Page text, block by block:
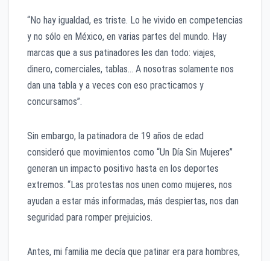
“No hay igualdad, es triste. Lo he vivido en competencias
y no sólo en México, en varias partes del mundo. Hay
marcas que a sus patinadores les dan todo: viajes,
dinero, comerciales, tablas… A nosotras solamente nos
dan una tabla y a veces con eso practicamos y
concursamos”.
Sin embargo, la patinadora de 19 años de edad
consideró que movimientos como “Un Día Sin Mujeres”
generan un impacto positivo hasta en los deportes
extremos. “Las protestas nos unen como mujeres, nos
ayudan a estar más informadas, más despiertas, nos dan
seguridad para romper prejuicios.
Antes, mi familia me decía que patinar era para hombres,